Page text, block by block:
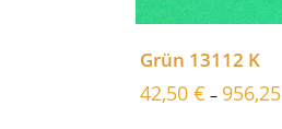
Grün 13112 K
42,50 € – 956,25